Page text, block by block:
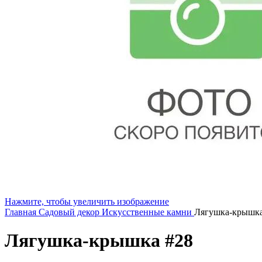
Нажмите, чтобы увеличить изображение
Главная Садовый декор Искусственные камни Лягушка-
Лягушка-крышка #28